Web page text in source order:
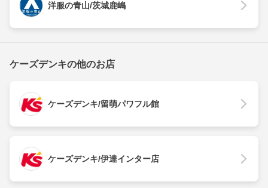
洋服の青山/茨城鹿嶋
ケーズデンキの他のお店
ケーズデンキ/留萌パワフル館
ケーズデンキ/伊達インター店